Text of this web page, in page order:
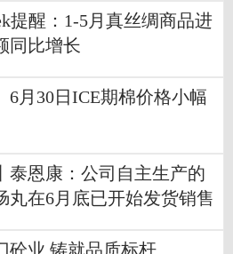
提醒：1-5月真丝绸商品进
同比增长
6月30日ICE期棉价格小幅
泰恩康：公司自主生产的
丸在6月底已开始发货销售
砼业 铸就品质标杆